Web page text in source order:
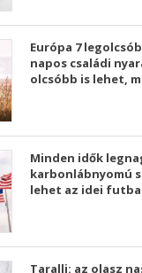
Európa 7
napos családi
olcsóbb is lehet,
Minden idők
karbonlábnyomú
lehet az idei
Taralli: az olasz